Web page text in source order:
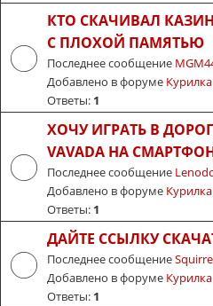
КТО СКАЧИВАЛ
С ПЛОХОЙ ПАМЯТЬЮ
Последнее сообщение
Добавлено в форуме Курилка
Ответы: 1
ХОЧУ ИГРАТЬ В
VAVADA НА
Последнее сообщение
Добавлено в форуме Курилка
Ответы: 1
ДАЙТЕ ССЫЛКУ
Последнее сообщение
Добавлено в форуме Курилка
Ответы: 1